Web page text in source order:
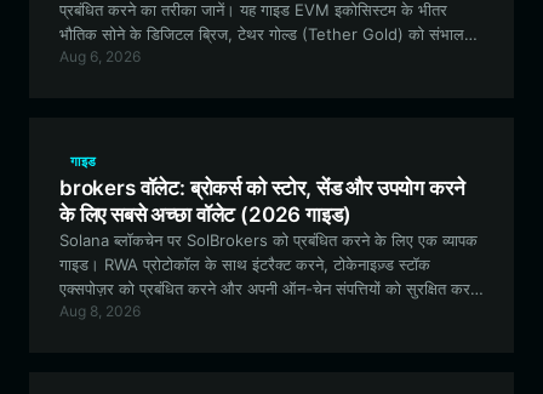
प्रबंधित करने का तरीका जानें। यह गाइड EVM इकोसिस्टम के भीतर
भौतिक सोने के डिजिटल ब्रिज, टेथर गोल्ड (Tether Gold) को संभालने
की सुविधाओं, लाभों और चरण-दर-चरण प्रक्रियाओं का पता लगाती है।
Aug 6, 2026
गाइड
brokers वॉलेट: ब्रोकर्स को स्टोर, सेंड और उपयोग करने
के लिए सबसे अच्छा वॉलेट (2026 गाइड)
Solana ब्लॉकचेन पर SolBrokers को प्रबंधित करने के लिए एक व्यापक
गाइड। RWA प्रोटोकॉल के साथ इंटरैक्ट करने, टोकेनाइज़्ड स्टॉक
एक्सपोज़र को प्रबंधित करने और अपनी ऑन-चेन संपत्तियों को सुरक्षित करने
के लिए Bitget Wallet का लाभ उठाना सीखें।
Aug 8, 2026